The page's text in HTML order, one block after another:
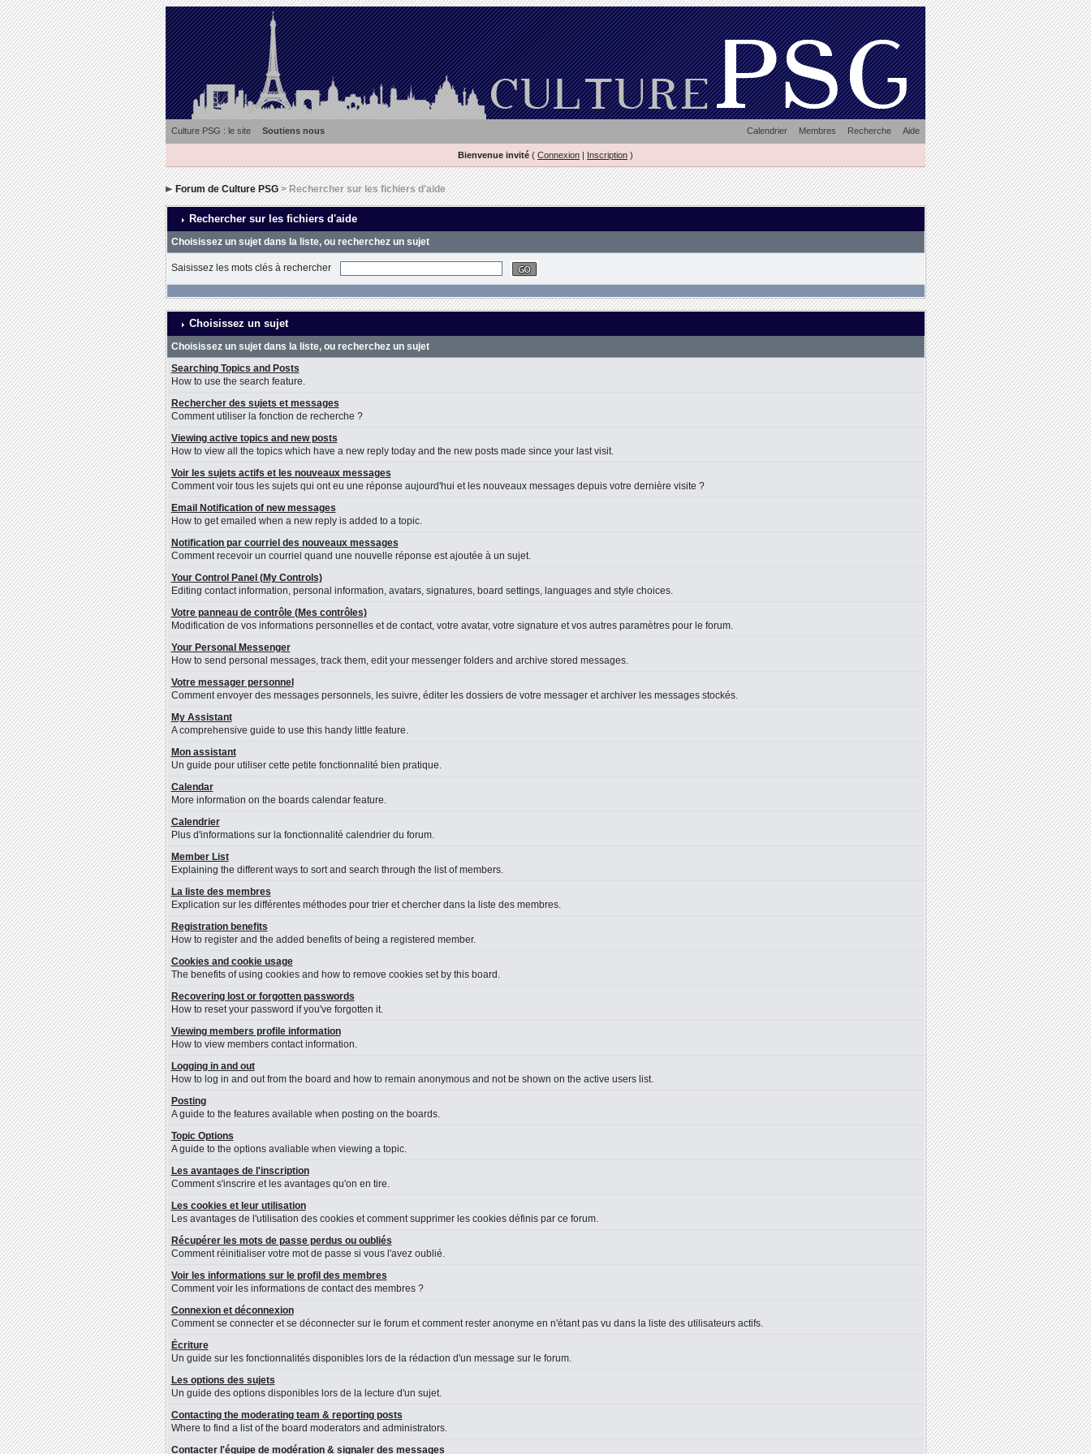
Culture PSG : le site Soutiens nous Aide
Recherche
Membres
Calendrier
Bienvenue invité ( Connexion | Inscription )
Forum de Culture PSG> Rechercher sur les fichiers d'aide
Rechercher sur les fichiers d'aide
Choisissez un sujet dans la liste, ou recherchez un sujet
Saisissez les mots clés à rechercher
Choisissez un sujet
Choisissez un sujet dans la liste, ou recherchez un sujet
Searching Topics and Posts
How to use the search feature.
Rechercher des sujets et messages
Comment utiliser la fonction de recherche ?
Viewing active topics and new posts
How to view all the topics which have a new reply today and the new posts made since your last visit.
Voir les sujets actifs et les nouveaux messages
Comment voir tous les sujets qui ont eu une réponse aujourd'hui et les nouveaux messages depuis votre dernière visite ?
Email Notification of new messages
How to get emailed when a new reply is added to a topic.
Notification par courriel des nouveaux messages
Comment recevoir un courriel quand une nouvelle réponse est ajoutée à un sujet.
Your Control Panel (My Controls)
Editing contact information, personal information, avatars, signatures, board settings, languages and style choices.
Votre panneau de contrôle (Mes contrôles)
Modification de vos informations personnelles et de contact, votre avatar, votre signature et vos autres paramètres pour le forum.
Your Personal Messenger
How to send personal messages, track them, edit your messenger folders and archive stored messages.
Votre messager personnel
Comment envoyer des messages personnels, les suivre, éditer les dossiers de votre messager et archiver les messages stockés.
My Assistant
A comprehensive guide to use this handy little feature.
Mon assistant
Un guide pour utiliser cette petite fonctionnalité bien pratique.
Calendar
More information on the boards calendar feature.
Calendrier
Plus d'informations sur la fonctionnalité calendrier du forum.
Member List
Explaining the different ways to sort and search through the list of members.
La liste des membres
Explication sur les différentes méthodes pour trier et chercher dans la liste des membres.
Registration benefits
How to register and the added benefits of being a registered member.
Cookies and cookie usage
The benefits of using cookies and how to remove cookies set by this board.
Recovering lost or forgotten passwords
How to reset your password if you've forgotten it.
Viewing members profile information
How to view members contact information.
Logging in and out
How to log in and out from the board and how to remain anonymous and not be shown on the active users list.
Posting
A guide to the features available when posting on the boards.
Topic Options
A guide to the options avaliable when viewing a topic.
Les avantages de l'inscription
Comment s'inscrire et les avantages qu'on en tire.
Les cookies et leur utilisation
Les avantages de l'utilisation des cookies et comment supprimer les cookies définis par ce forum.
Récupérer les mots de passe perdus ou oubliés
Comment réinitialiser votre mot de passe si vous l'avez oublié.
Voir les informations sur le profil des membres
Comment voir les informations de contact des membres ?
Connexion et déconnexion
Comment se connecter et se déconnecter sur le forum et comment rester anonyme en n'étant pas vu dans la liste des utilisateurs actifs.
Écriture
Un guide sur les fonctionnalités disponibles lors de la rédaction d'un message sur le forum.
Les options des sujets
Un guide des options disponibles lors de la lecture d'un sujet.
Contacting the moderating team & reporting posts
Where to find a list of the board moderators and administrators.
Contacter l'équipe de modération & signaler des messages